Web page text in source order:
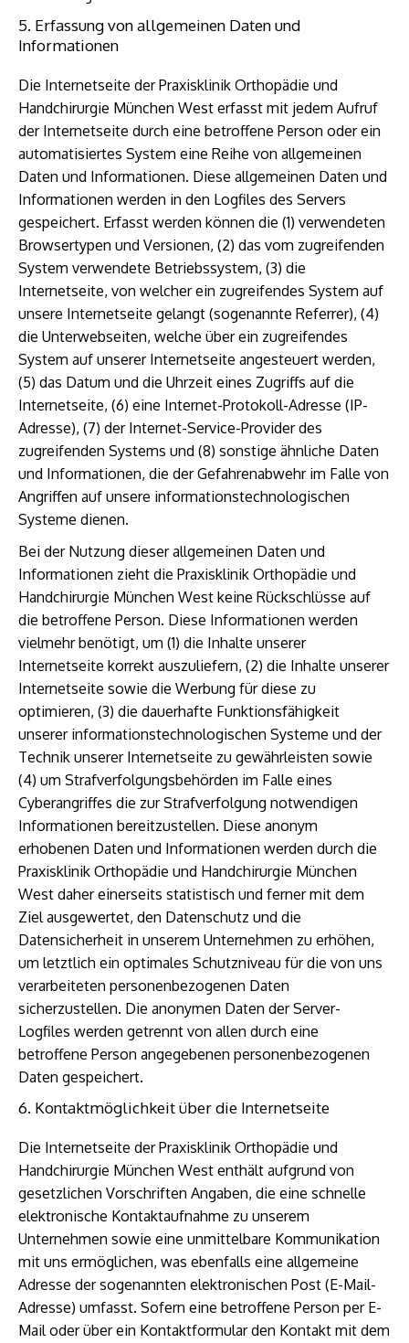
5. Erfassung von allgemeinen Daten und
Informationen
Die Internetseite der Praxisklinik Orthopädie und
Handchirurgie München West erfasst mit jedem Aufruf
der Internetseite durch eine betroffene Person oder ein
automatisiertes System eine Reihe von allgemeinen
Daten und Informationen. Diese allgemeinen Daten und
Informationen werden in den Logfiles des Servers
gespeichert. Erfasst werden können die (1) verwendeten
Browsertypen und Versionen, (2) das vom zugreifenden
System verwendete Betriebssystem, (3) die
Internetseite, von welcher ein zugreifendes System auf
unsere Internetseite gelangt (sogenannte Referrer), (4)
die Unterwebseiten, welche über ein zugreifendes
System auf unserer Internetseite angesteuert werden,
(5) das Datum und die Uhrzeit eines Zugriffs auf die
Internetseite, (6) eine Internet-Protokoll-Adresse (IP-
Adresse), (7) der Internet-Service-Provider des
zugreifenden Systems und (8) sonstige ähnliche Daten
und Informationen, die der Gefahrenabwehr im Falle von
Angriffen auf unsere informationstechnologischen
Systeme dienen.
Bei der Nutzung dieser allgemeinen Daten und
Informationen zieht die Praxisklinik Orthopädie und
Handchirurgie München West keine Rückschlüsse auf
die betroffene Person. Diese Informationen werden
vielmehr benötigt, um (1) die Inhalte unserer
Internetseite korrekt auszuliefern, (2) die Inhalte unserer
Internetseite sowie die Werbung für diese zu
optimieren, (3) die dauerhafte Funktionsfähigkeit
unserer informationstechnologischen Systeme und der
Technik unserer Internetseite zu gewährleisten sowie
(4) um Strafverfolgungsbehörden im Falle eines
Cyberangriffes die zur Strafverfolgung notwendigen
Informationen bereitzustellen. Diese anonym
erhobenen Daten und Informationen werden durch die
Praxisklinik Orthopädie und Handchirurgie München
West daher einerseits statistisch und ferner mit dem
Ziel ausgewertet, den Datenschutz und die
Datensicherheit in unserem Unternehmen zu erhöhen,
um letztlich ein optimales Schutzniveau für die von uns
verarbeiteten personenbezogenen Daten
sicherzustellen. Die anonymen Daten der Server-
Logfiles werden getrennt von allen durch eine
betroffene Person angegebenen personenbezogenen
Daten gespeichert.
6. Kontaktmöglichkeit über die Internetseite
Die Internetseite der Praxisklinik Orthopädie und
Handchirurgie München West enthält aufgrund von
gesetzlichen Vorschriften Angaben, die eine schnelle
elektronische Kontaktaufnahme zu unserem
Unternehmen sowie eine unmittelbare Kommunikation
mit uns ermöglichen, was ebenfalls eine allgemeine
Adresse der sogenannten elektronischen Post (E-Mail-
Adresse) umfasst. Sofern eine betroffene Person per E-
Mail oder über ein Kontaktformular den Kontakt mit dem